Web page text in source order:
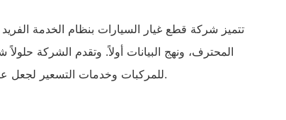
المحترف، ونهج البيانات أولاً. وتقدم الشركة
للمركبات وخدمات التسعير لجعل عملية الشراء فعالة وخالية من المتاعب.